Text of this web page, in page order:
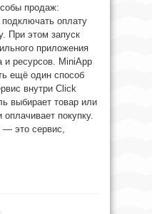
продаж:
оплату
При этом запуск
приложения
и ресурсов. MiniApp
ещё один способ
внутри Click
выбирает товар или
покупку.
— это сервис,